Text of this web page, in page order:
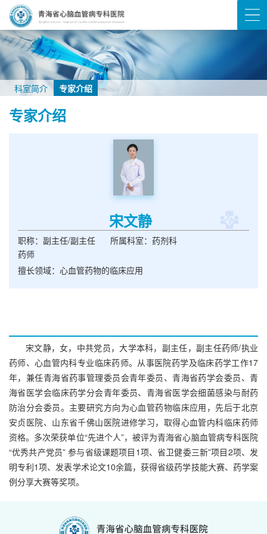
科室简介 专家介绍
专家介绍
宋文静
职称：副主任/副主任
药师
所属科室：药剂科
擅长领域：心血管药物的临床应用
宋文静，女，中共党员，大学本科，副主任，副主任药师/执业
药师、心血管内科专业临床药师。从事医院药学及临床药学工作17
年，兼任青海省药事管理委员会青年委员、青海省药学会委员、青
海省医学会临床药学分会青年委员、青海省医学会细菌感染与耐药
防治分会委员。主要研究方向为心血管药物临床应用，先后于北京
安贞医院、山东省千佛山医院进修学习，取得心血管内科临床药师
资格。多次荣获单位“先进个人”，被评为青海省心脑血管病专科医院
“优秀共产党员” 参与省级课题项目1项、省卫健委三新”项目2项、发
明专利1项、发表学术论文10余篇，获得省级药学技能大赛、药学案
例分享大赛等奖项。